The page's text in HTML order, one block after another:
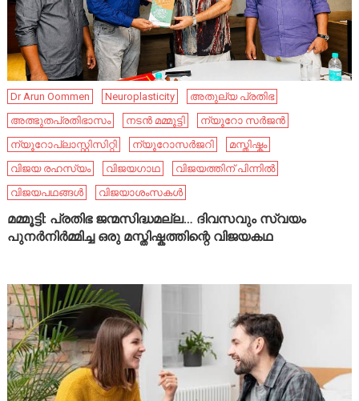
Dr Arun Oommen Neuroplasticity
അതുല്യ പ്രതിഭ
അത്ഭുതപ്രതിഭാസം
നടൻ മമ്മൂട്ടി
ന്യൂറോ സർജൻ
ന്യൂറോപ്ലാസ്റ്റിസിറ്റി
ന്യൂറോസർജറി
മസ്തിഷ്കം
വിജയ രഹസ്യം
വിജയഗാഥ
വിജയത്തിന് പിന്നിൽ
വിജയപഥങ്ങൾ
വിജയാശംസകൾ
മമ്മൂട്ടി: പ്രതിഭ ജന്മസിദ്ധമല്ല… ദിവസവും സ്വയം
പുനർനിർമ്മിച്ച ഒരു മസ്തിഷ്കത്തിന്റെ വിജയകഥ